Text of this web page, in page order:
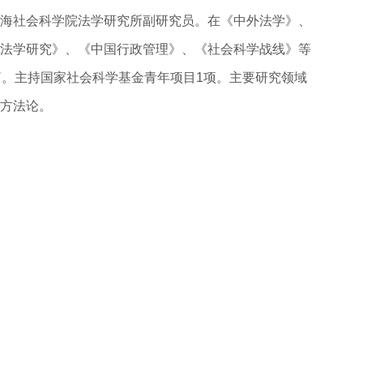
社会科学院法学研究所副研究员。在《中外法学》、
学研究》、《中国行政管理》、《社会科学战线》等
主持国家社会科学基金青年项目1项。主要研究领域
法论。